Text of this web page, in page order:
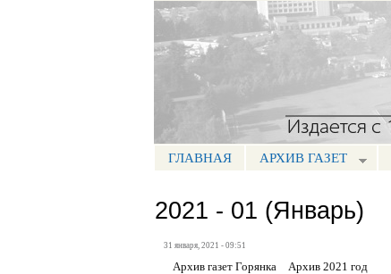
Портал СМИ КБР
МЕНЮ ГОРЯНКА
ГЛАВНАЯ АРХИВ ГАЗЕТ
2021 - 01 (Январь)
31 января, 2021 - 09:51
Архив газет Горянка Архив 2021 год